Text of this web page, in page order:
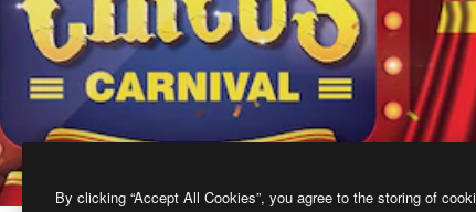
By clicking “Accept All Cookies”, you agree to the storing of